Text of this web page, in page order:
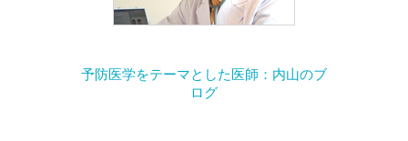
予防医学をテーマとした医師：内山のブ
ログ